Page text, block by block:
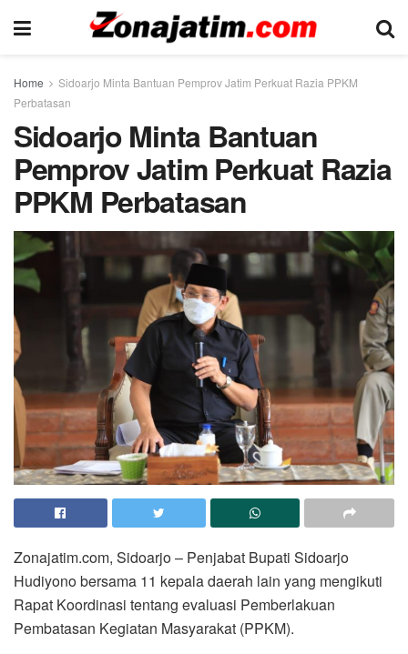
Home
Sidoarjo Minta Bantuan Pemprov Jatim Perkuat Razia PPKM
Perbatasan
Sidoarjo Minta Bantuan
Pemprov Jatim Perkuat Razia
PPKM Perbatasan
Zonajatim.com, Sidoarjo – Penjabat Bupati Sidoarjo
Hudiyono bersama 11 kepala daerah lain yang mengikuti
Rapat Koordinasi tentang evaluasi Pemberlakuan
Pembatasan Kegiatan Masyarakat (PPKM).